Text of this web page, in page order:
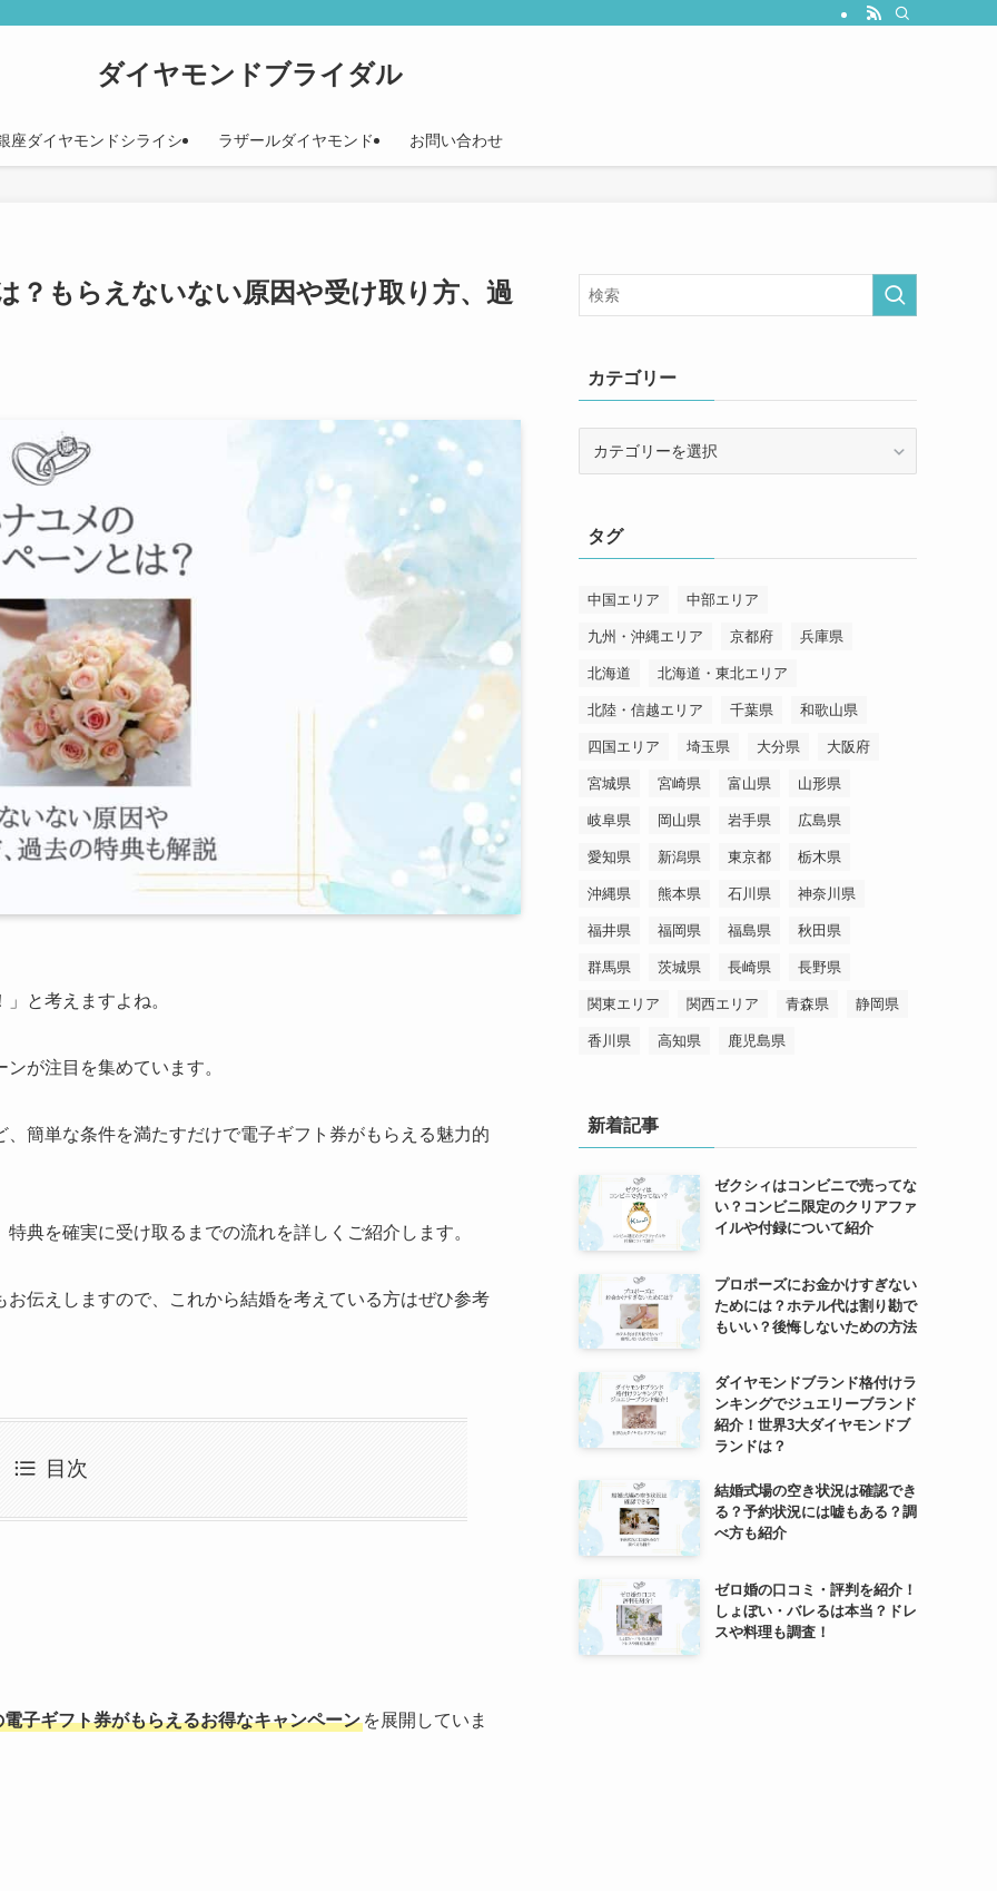
ダイヤモンドブライダル
座ダイヤモンドシライシ ラザールダイヤモンド お問い合わせ
？もらえないない原因や受け取り方、過
と考えますよね。
が注目を集めています。
簡単な条件を満たすだけで電子ギフト券がもらえる魅力的
典を確実に受け取るまでの流れを詳しくご紹介します。
伝えしますので、これから結婚を考えている方はぜひ参考
目次
子ギフト券がもらえるお得なキャンペーン を展開していま
カテゴリー
ータグ
中国エリア 中部エリア
九州・沖縄エリア 京都府 兵庫県
北海道 北海道・東北エリア
北陸・信越エリア 千葉県 和歌山県
四国エリア 埼玉県 大分県 大阪府
宮城県 宮崎県 富山県 山形県
岐阜県 岡山県 岩手県 広島県
愛知県 新潟県 東京都 栃木県
沖縄県 熊本県 石川県 神奈川県
福井県 福岡県 福島県 秋田県
群馬県 茨城県 長崎県 長野県
関東エリア 関西エリア 青森県 静岡県
香川県 高知県 鹿児島県
新着記事
ゼクシィはコンビニで売ってな
い？コンビニ限定のクリアファ
イルや付録について紹介
プロポーズにお金かけすぎない
ためには？ホテル代は割り勘で
もいい？後悔しないための方法
ダイヤモンドブランド格付けラ
ンキングでジュエリーブランド
紹介！世界3大ダイヤモンドブ
ランドは？
結婚式場の空き状況は確認でき
る？予約状況には嘘もある？調
べ方も紹介
ゼロ婚の口コミ・評判を紹介！
しょぼい・バレるは本当？ドレ
スや料理も調査！